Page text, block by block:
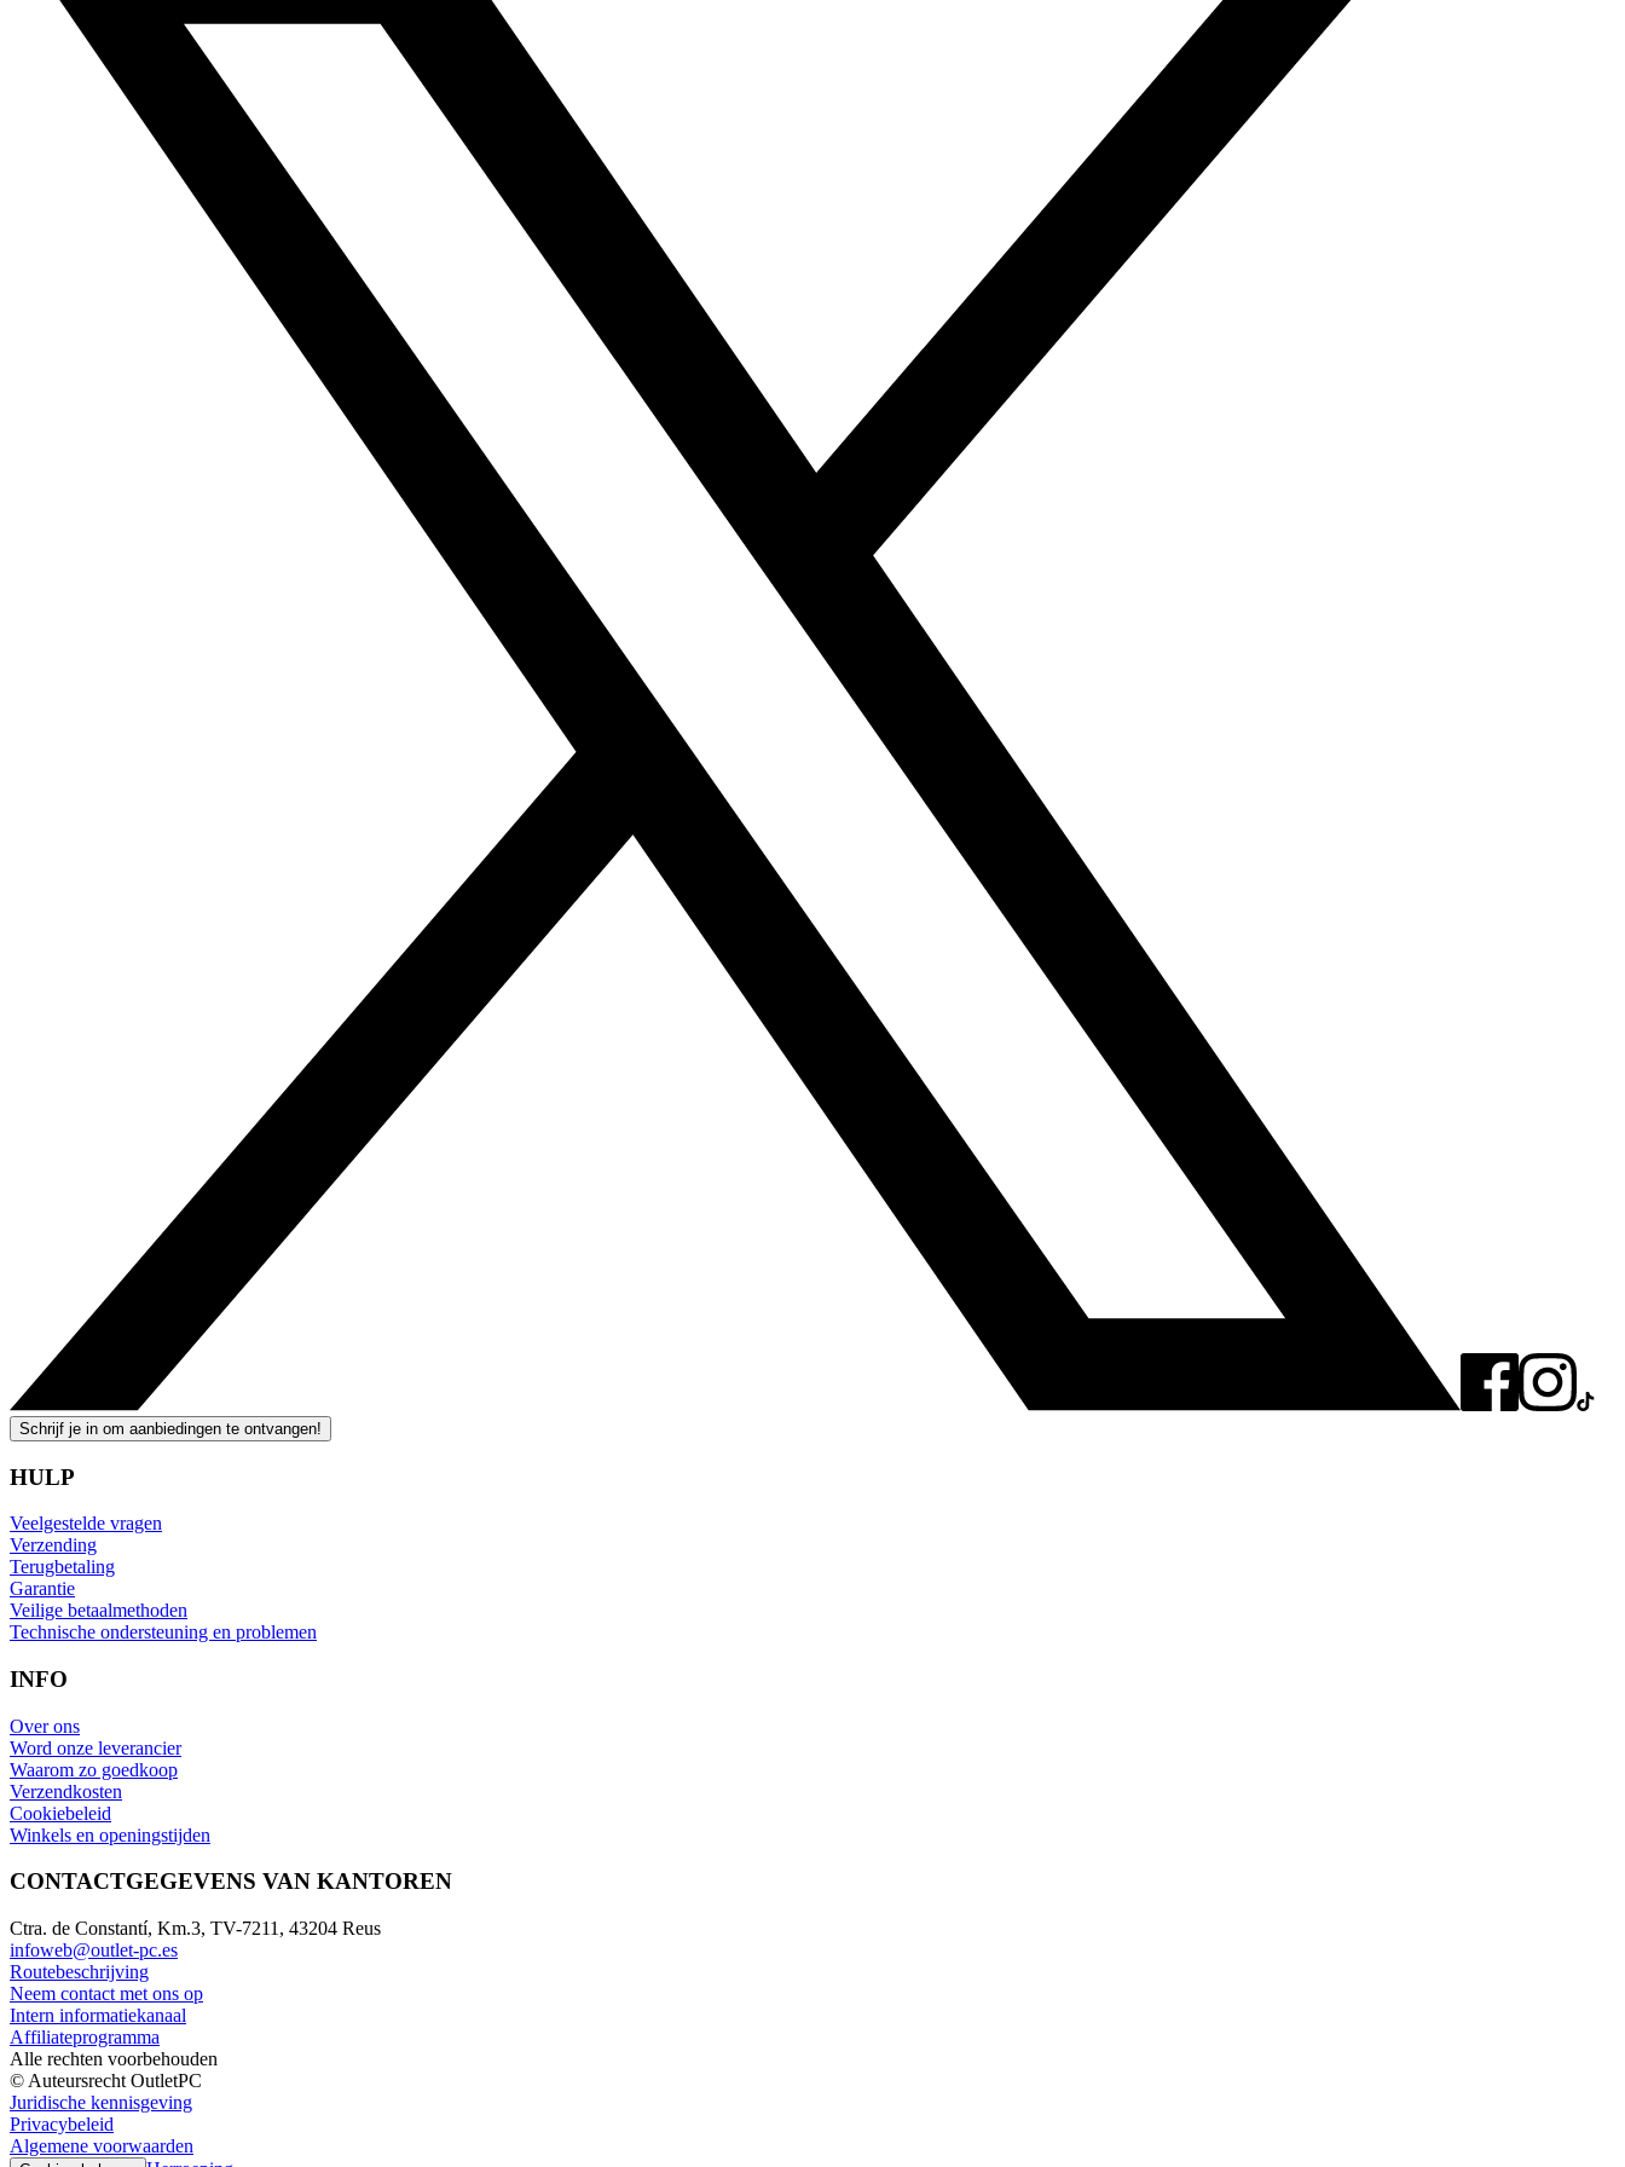
Schrijf je in om aanbiedingen te ontvangen!
HULP
Veelgestelde vragen
Verzending
Terugbetaling
Garantie
Veilige betaalmethoden
Technische ondersteuning en problemen
INFO
Over ons
Word onze leverancier
Waarom zo goedkoop
Verzendkosten
Cookiebeleid
Winkels en openingstijden
CONTACTGEGEVENS VAN KANTOREN
Ctra. de Constantí, Km.3, TV-7211, 43204 Reus
infoweb@outlet-pc.es
Routebeschrijving
Neem contact met ons op
Intern informatiekanaal
Affiliateprogramma
Alle rechten voorbehouden
© Auteursrecht OutletPC
Juridische kennisgeving
Privacybeleid
Algemene voorwaarden